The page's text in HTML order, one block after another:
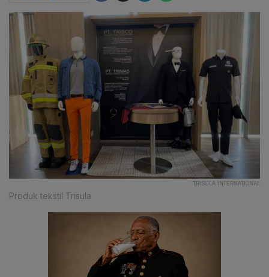
TRISULA INTERNATIONAL
Produk tekstil Trisula